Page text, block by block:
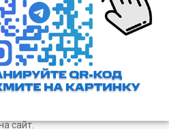
соглашение
использование материалов
редакции, а также с ссылкой
сайт.